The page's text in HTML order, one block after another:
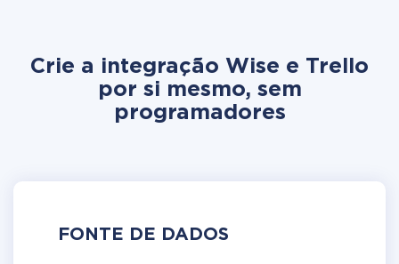
Crie a integração Wise e Trello
por si mesmo, sem
programadores
FONTE DE DADOS